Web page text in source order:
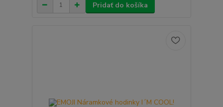
Pridať do košíka